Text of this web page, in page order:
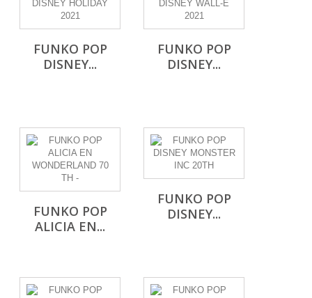
FUNKO POP
DISNEY...
FUNKO POP
DISNEY...
FUNKO POP
ALICIA EN...
FUNKO POP
DISNEY...